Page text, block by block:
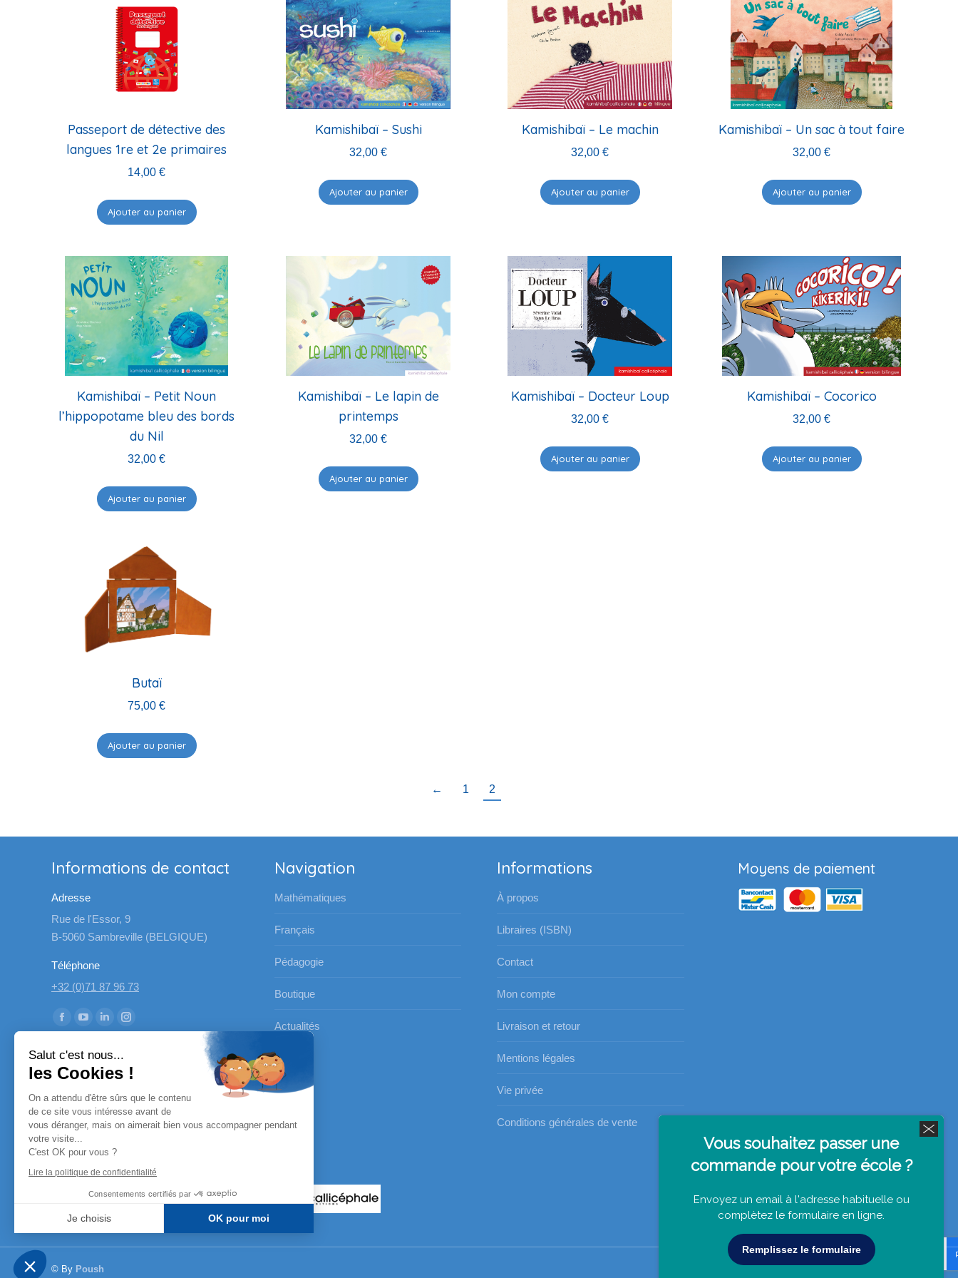
Passeport de détective des
langues 1re et 2e primaires
14,00 €
Ajouter au panier
Kamishibaï – Sushi
32,00 €
Ajouter au panier
Kamishibaï – Le machin
32,00 €
Ajouter au panier
Kamishibaï – Un sac à tout faire
32,00 €
Ajouter au panier
Kamishibaï – Petit Noun
l’hippopotame bleu des bords
du Nil
32,00 €
Ajouter au panier
Kamishibaï – Le lapin de
printemps
32,00 €
Ajouter au panier
Kamishibaï – Docteur Loup
32,00 €
Ajouter au panier
Kamishibaï – Cocorico
32,00 €
Ajouter au panier
Butaï
75,00 €
Ajouter au panier
← 1 2
Informations de contact
Adresse
Rue de l'Essor, 9
B-5060 Sambreville (BELGIQUE)
Téléphone
+32 (0)71 87 96 73
Trouvez nous sur :
La
Facebook
s'ouvre
dans
une
nouvelle
fenêtre
YouTube
s'ouvre
dans
une
fenêtre
LinkedIn
s'ouvre
dans
une
fenêtre
La
s'ouvre
dans
une
Navigation
Mathématiques
Français
Pédagogie
Boutique
Actualités
Informations
À propos
Libraires (ISBN)
Contact
Mon compte
Livraison et retour
Mentions légales
Vie privée
Conditions générales de vente
Moyens de paiement
Nos partenaires
© By Poush
Vous souhaitez passer une
commande pour votre école ?
Envoyez un email à l'adresse habituelle ou
complètez le formulaire en ligne.
Remplissez le formulaire
Salut c'est nous...
les Cookies !
On a attendu d'être sûrs que le contenu
de ce site vous intéresse avant de
vous déranger, mais on aimerait bien vous accompagner pendant
votre visite...
C'est OK pour vous ?
Lire la politique de confidentialité
Consentements certifiés par
Je choisis OK pour moi
Notre plateforme vous permet d'adapter et de gérer vos paramètres de confidentialité, en garantissant la conformité avec les réglementations. Personnalisez vos préférences pour